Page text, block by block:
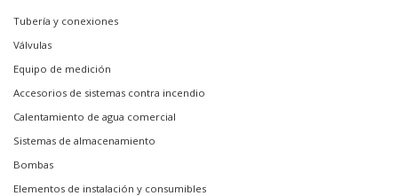
Tubería y conexiones
Válvulas
Equipo de medición
Accesorios de sistemas contra incendio
Calentamiento de agua comercial
Sistemas de almacenamiento
Bombas
Elementos de instalación y consumibles